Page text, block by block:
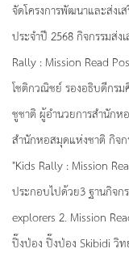
จัดโครงการพัฒนาและส่ง
ประจำปี 2568 กิจกรรมส่ง
Rally : Mission Read
โชติกวณิชย์ รองอธิบดีกรม
ชูชาติ ผู้อำนวยการสำนัก
สำนักหอสมุดแห่งชาติ กิจก
"Kids Rally : Mission
ประกอบไปด้วย3 ฐานกิจก
explorers 2. Mission
ปิ๊งป่อง ปิ๊งป่อง Skibidi วิท